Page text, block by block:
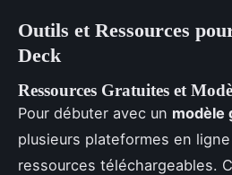
Outils et Ressources
Deck
Ressources Gratuites et
Pour débuter avec un modèle
plusieurs plateformes en
ressources téléchargeables.